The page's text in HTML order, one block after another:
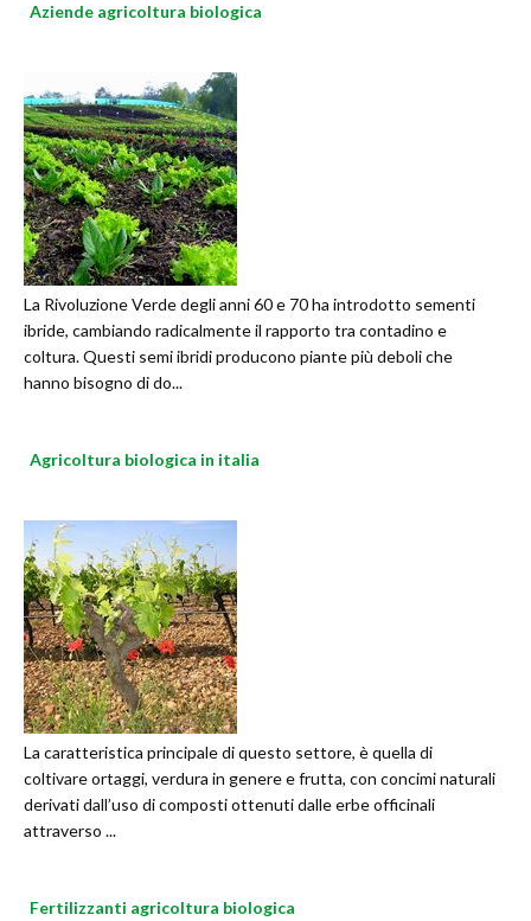
Aziende agricoltura biologica
La Rivoluzione Verde degli anni 60 e 70 ha introdotto sementi
ibride, cambiando radicalmente il rapporto tra contadino e
coltura. Questi semi ibridi producono piante più deboli che
hanno bisogno di do...
Agricoltura biologica in italia
La caratteristica principale di questo settore, è quella di
coltivare ortaggi, verdura in genere e frutta, con concimi naturali
derivati dall’uso di composti ottenuti dalle erbe officinali
attraverso ...
Fertilizzanti agricoltura biologica